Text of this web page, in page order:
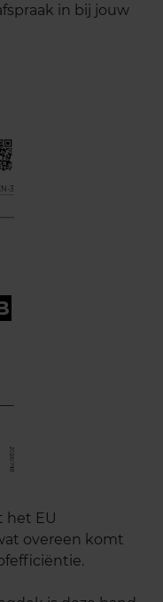
in bij jouw
3
het EU
overeen komt